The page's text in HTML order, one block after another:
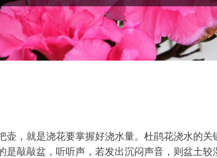
壶，就是浇花要掌握好浇水量。杜鹃花浇水的
是敲敲盆，听听声，若发出沉闷声音，则盆土